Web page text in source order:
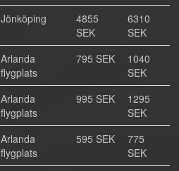
Jönköping
4855
SEK
6310
SEK
Arlanda
flygplats
795 SEK
1040
SEK
Arlanda
flygplats
995 SEK
1295
SEK
Arlanda
flygplats
595 SEK
775
SEK